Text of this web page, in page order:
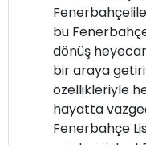
bu
dönüş
bir araya
özellikleriyle
hayatta
Fenerbahçe